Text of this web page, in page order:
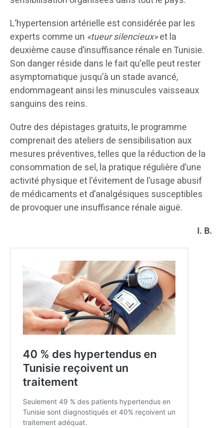
L’hypertension artérielle est considérée par les
experts comme un «tueur silencieux»et la
deuxième cause d’insuffisance rénale en Tunisie.
Son danger réside dans le fait qu’elle peut rester
asymptomatique jusqu’à un stade avancé,
endommageant ainsi les minuscules vaisseaux
sanguins des reins.
Outre des dépistages gratuits, le programme
comprenait des ateliers de sensibilisation aux
mesures préventives, telles que la réduction de la
consommation de sel, la pratique régulière d’une
activité physique et l’évitement de l’usage abusif
de médicaments et d’analgésiques susceptibles
de provoquer une insuffisance rénale aiguë.
I. B.